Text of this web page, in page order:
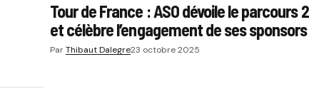
Tour de France : ASO dévoile le parcours
et célèbre l’engagement de ses sponsors
ParThibaut Dalegre23 octobre 2025